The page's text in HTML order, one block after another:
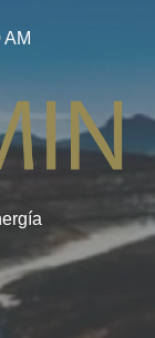
AM